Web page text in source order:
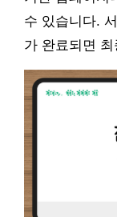
수 있습니다.
가 완료되면